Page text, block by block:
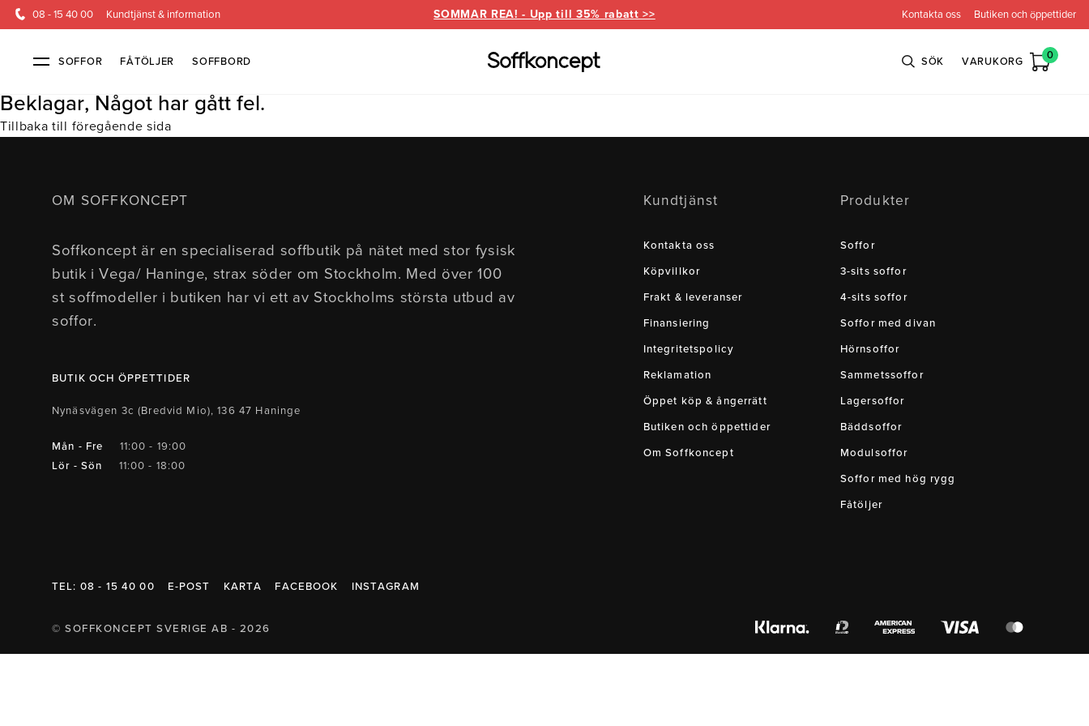
08 - 15 40 00 Kundtjänst & information SOMMAR REA! - Upp till 35% rabatt >> Kontakta oss Butiken och öppettider
SOFFOR FÅTÖLJER SOFFBORD SÖK VARUKORG 0
Soffor & fåtöljer
4-sits soffor
Bäddsoffor
Skinnmöbler
Sammetssoffor
Soffor med divan
Soffor med hög rygg
Varumärken
Burhéns
Conform
Kleppe
Neiser
Inredning
Kundtjänst
Finansiering
Öppetköp & ångerrätt
Information
Beklagar, Något har gått fel.
Tillbaka till föregående sida
OM SOFFKONCEPT
Soffkoncept är en specialiserad soffbutik på nätet med stor fysisk
butik i Vega/ Haninge, strax söder om Stockholm. Med över 100
st soffmodeller i butiken har vi ett av Stockholms största utbud av
soffor.
BUTIK OCH ÖPPETTIDER
Nynäsvägen 3c (Bredvid Mio), 136 47 Haninge
Mån - Fre
11:00 - 19:00
Lör - Sön
11:00 - 18:00
Kundtjänst
Kontakta oss
Köpvillkor
Frakt & leveranser
Finansiering
Integritetspolicy
Reklamation
Öppet köp & ångerrätt
Butiken och öppettider
Om Soffkoncept
Produkter
Soffor
3-sits soffor
4-sits soffor
Soffor med divan
Hörnsoffor
Sammetssoffor
Lagersoffor
Bäddsoffor
Modulsoffor
Soffor med hög rygg
Fåtöljer
TEL: 08 - 15 40 00 E-POST KARTA FACEBOOK INSTAGRAM
© SOFFKONCEPT SVERIGE AB - 2026